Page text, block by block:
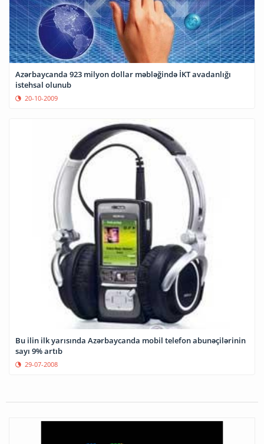
Azərbaycanda 923 milyon dollar məbləğində İKT avadanlığı
istehsal olunub
20-10-2009
Bu ilin ilk yarısında Azərbaycanda mobil telefon abunəçilərinin
sayı 9% artıb
29-07-2008